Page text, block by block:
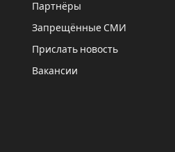
Партнёры
Запрещённые СМИ
Прислать новость
Вакансии